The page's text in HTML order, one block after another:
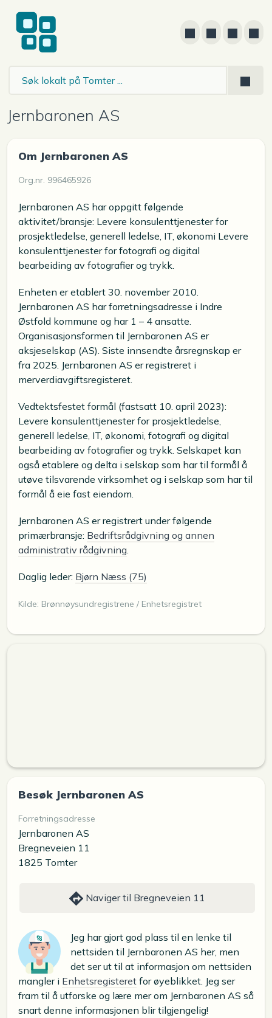
Jernbaronen AS
Om Jernbaronen AS
Org.nr. 996465926
Jernbaronen AS har oppgitt følgende
aktivitet/bransje: Levere konsulenttjenester for
prosjektledelse, generell ledelse, IT, økonomi Levere
konsulenttjenester for fotografi og digital
bearbeiding av fotografier og trykk.
Enheten er etablert 30. november 2010.
Jernbaronen AS har forretningsadresse i Indre
Østfold kommune og har 1 – 4 ansatte.
Organisasjonsformen til Jernbaronen AS er
aksjeselskap (AS). Siste innsendte årsregnskap er
fra 2025. Jernbaronen AS er registreret i
merverdiavgiftsregisteret.
Vedtektsfestet formål (fastsatt 10. april 2023):
Levere konsulenttjenester for prosjektledelse,
generell ledelse, IT, økonomi, fotografi og digital
bearbeiding av fotografier og trykk. Selskapet kan
også etablere og delta i selskap som har til formål å
utøve tilsvarende virksomhet og i selskap som har til
formål å eie fast eiendom.
Jernbaronen AS er registrert under følgende
primærbransje: Bedriftsrådgivning og annen
administrativ rådgivning
Daglig leder: Bjørn Næss (75)
Kilde: Brønnøysundregistrene / Enhetsregistret
Besøk Jernbaronen AS
Forretningsadresse
Jernbaronen AS
Bregneveien 11
1825 Tomter
Naviger til Bregneveien 11
Jeg har gjort god plass til en lenke til
nettsiden til Jernbaronen AS her, men
det ser ut til at informasjon om nettsiden
mangler i Enhetsregisteret for øyeblikket. Jeg ser
fram til å utforske og lære mer om Jernbaronen AS så
snart denne informasjonen blir tilgjengelig!